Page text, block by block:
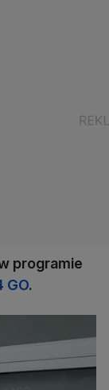
programie
GO.